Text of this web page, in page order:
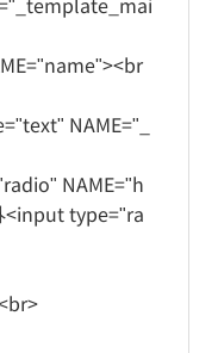
NAME="_
NAME="h
type="ra